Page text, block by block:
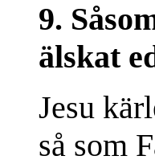
9.
älskat
Jesu
så som